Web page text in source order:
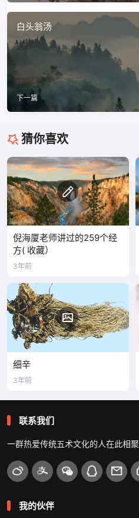
白头翁汤
下一篇
猜你喜欢
倪海厦老师讲过的259个经
方( 收藏）
3年前
细辛
3年前
联系我们
一群热爱传统五术文化的人在此相聚
我的伙伴